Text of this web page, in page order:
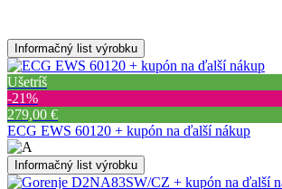
Informačný list výrobku
Ušetríš
‐21%
279,00 €
ECG EWS 60120 + kupón na ďalší nákup
Informačný list výrobku